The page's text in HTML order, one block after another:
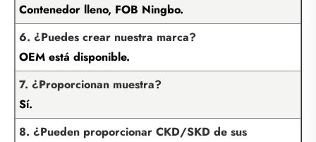
Contenedor lleno, FOB Ningbo.
6. ¿Puedes crear nuestra marca?
OEM está disponible.
7. ¿Proporcionan muestra?
Sí.
8. ¿Pueden proporcionar CKD/SKD de sus